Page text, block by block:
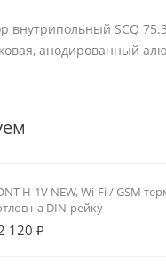
внутрипольный SCQ
анодированный
H-1V NEW, Wi-Fi / GSM
на DIN-рейку
120 ₽